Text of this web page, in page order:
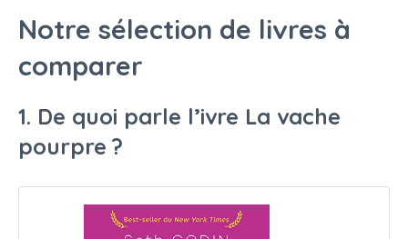
Notre sélection de livres à
comparer
1. De quoi parle l’ivre La vache
pourpre ?